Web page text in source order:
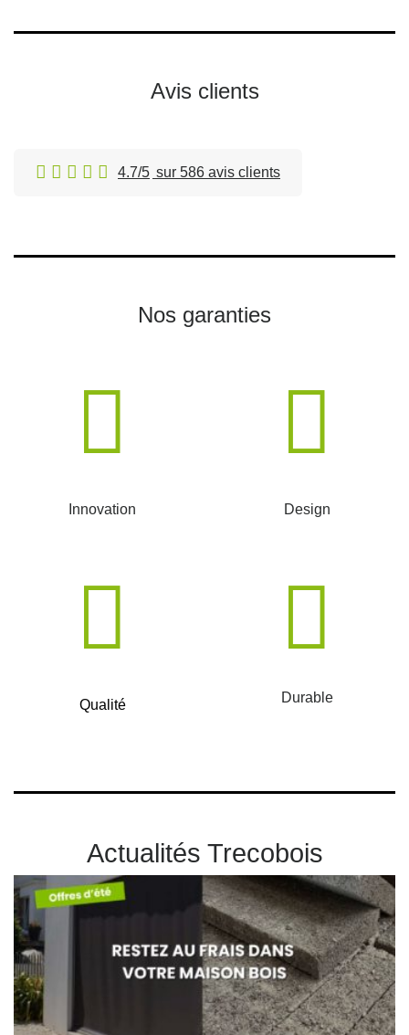
Avis clients
4.7/5 sur 586 avis clients
Nos garanties
Innovation Design
Qualité Durable
Actualités Trecobois